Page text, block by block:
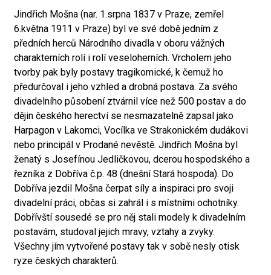
Jindřich Mošna (nar. 1.srpna 1837 v Praze, zemřel
6.května 1911 v Praze) byl ve své době jedním z
předních herců Národního divadla v oboru vážných
charakterních rolí i rolí veseloherních. Vrcholem jeho
tvorby pak byly postavy tragikomické, k čemuž ho
předurčoval i jeho vzhled a drobná postava. Za svého
divadelního působení ztvárnil více než 500 postav a do
dějin českého herectví se nesmazatelně zapsal jako
Harpagon v Lakomci, Vocílka ve Strakonickém dudákovi
nebo principál v Prodané nevěstě. Jindřich Mošna byl
ženatý s Josefínou Jedličkovou, dcerou hospodského a
řezníka z Dobříva č.p. 48 (dnešní Stará hospoda). Do
Dobříva jezdil Mošna čerpat síly a inspiraci pro svoji
divadelní práci, občas si zahrál i s místními ochotníky.
Dobřívští sousedé se pro něj stali modely k divadelním
postavám, studoval jejich mravy, vztahy a zvyky.
Všechny jím vytvořené postavy tak v sobě nesly otisk
ryze českých charakterů.